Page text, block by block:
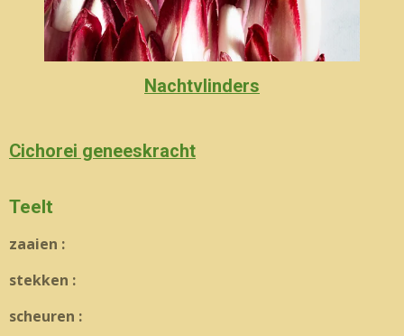
Nachtvlinders
Cichorei geneeskracht
Teelt
zaaien :
stekken :
scheuren :